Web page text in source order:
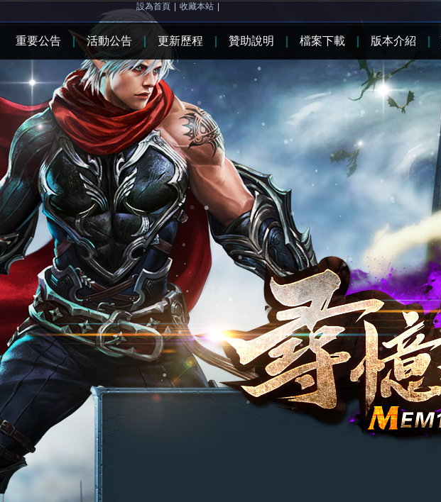
設為首頁 收藏本站